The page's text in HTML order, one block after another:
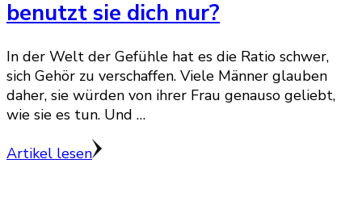
benutzt sie dich nur?
In der Welt der Gefühle hat es die Ratio schwer,
sich Gehör zu verschaffen. Viele Männer glauben
daher, sie würden von ihrer Frau genauso geliebt,
wie sie es tun. Und …
Artikel lesen